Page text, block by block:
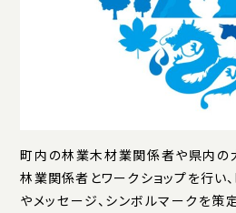
町内の林業木材業関係者や県内の
林業関係者とワークショップを行い
やメッセージ、シンボルマークを策